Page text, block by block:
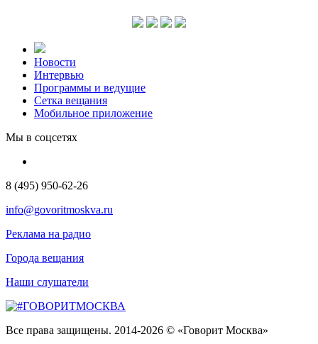
Новости
Интервью
Программы и ведущие
Сетка вещания
Мобильное приложение
Мы в соцсетях
8 (495) 950-62-26
info@govoritmoskva.ru
Реклама на радио
Города вещания
Наши слушатели
Все права защищены. 2014-2026 © «Говорит Москва»